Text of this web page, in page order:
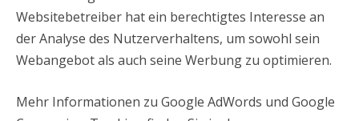
Websitebetreiber hat ein berechtigtes Interesse an
der Analyse des Nutzerverhaltens, um sowohl sein
Webangebot als auch seine Werbung zu optimieren.
Mehr Informationen zu Google AdWords und Google